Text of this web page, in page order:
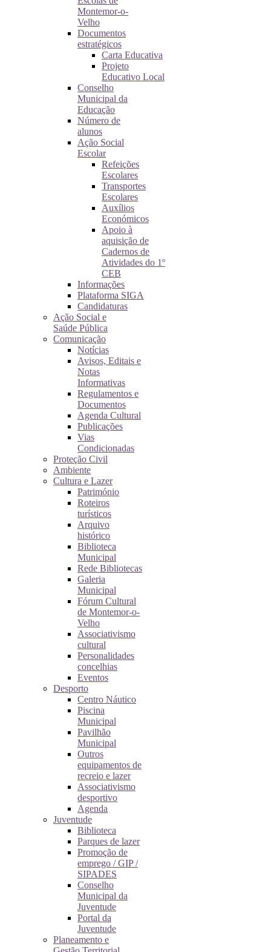
Montemor-o-
Velho
Documentos
estratégicos
Carta Educativa
Projeto
Educativo Local
Conselho
Municipal da
Educação
Número de
alunos
Ação Social
Escolar
Refeições
Escolares
Transportes
Escolares
Auxílios
Económicos
Apoio à
aquisição de
Cadernos de
Atividades do 1º
CEB
Informações
Plataforma SIGA
Candidaturas
Ação Social e
Saúde Pública
Comunicação
Notícias
Avisos, Editais e
Notas
Informativas
Regulamentos e
Documentos
Agenda Cultural
Publicações
Vias
Condicionadas
Proteção Civil
Ambiente
Cultura e Lazer
Património
Roteiros
turísticos
Arquivo
histórico
Biblioteca
Municipal
Rede Bibliotecas
Galeria
Municipal
Fórum Cultural
de Montemor-o-
Velho
Associativismo
cultural
Personalidades
concelhias
Eventos
Desporto
Centro Náutico
Piscina
Municipal
Pavilhão
Municipal
Outros
equipamentos de
recreio e lazer
Associativismo
desportivo
Agenda
Juventude
Biblioteca
Parques de lazer
Promoção de
emprego / GIP /
SIPADES
Conselho
Municipal da
Juventude
Portal da
Juventude
Planeamento e